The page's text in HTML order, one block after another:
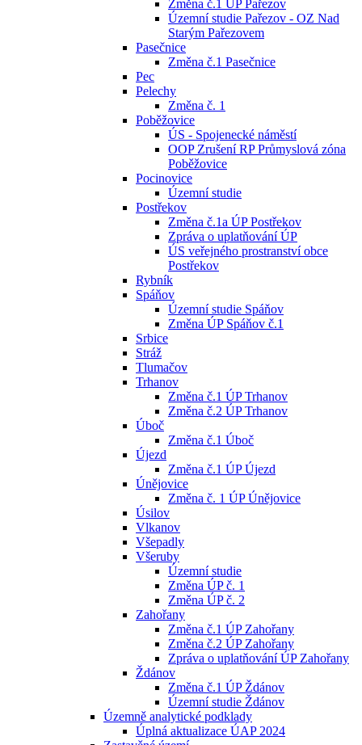
Změna č.1 ÚP Pařezov
Územní studie Pařezov - OZ Nad
Starým Pařezovem
Pasečnice
Změna č.1 Pasečnice
Pec
Pelechy
Změna č. 1
Poběžovice
ÚS - Spojenecké náměstí
OOP Zrušení RP Průmyslová zóna
Poběžovice
Pocinovice
Územní studie
Postřekov
Změna č.1a ÚP Postřekov
Zpráva o uplatňování ÚP
ÚS veřejného prostranství obce
Postřekov
Rybník
Spáňov
Územní studie Spáňov
Změna ÚP Spáňov č.1
Srbice
Stráž
Tlumačov
Trhanov
Změna č.1 ÚP Trhanov
Změna č.2 ÚP Trhanov
Úboč
Změna č.1 Úboč
Újezd
Změna č.1 ÚP Újezd
Únějovice
Změna č. 1 ÚP Únějovice
Úsilov
Vlkanov
Všepadly
Všeruby
Územní studie
Změna ÚP č. 1
Změna ÚP č. 2
Zahořany
Změna č.1 ÚP Zahořany
Změna č.2 ÚP Zahořany
Zpráva o uplatňování ÚP Zahořany
Ždánov
Změna č.1 ÚP Ždánov
Územní studie Ždánov
Územně analytické podklady
Úplná aktualizace ÚAP 2024